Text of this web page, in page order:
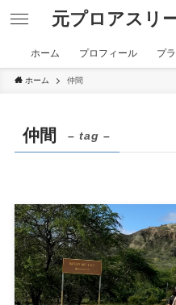
元プロアス
ホーム プロフィール プ
ホーム 仲間
仲間 – tag –